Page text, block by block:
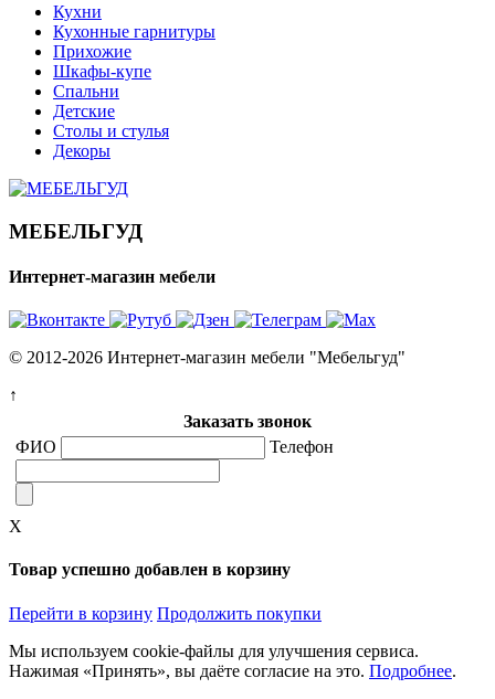
Кухни
Кухонные гарнитуры
Прихожие
Шкафы-купе
Спальни
Детские
Столы и стулья
Декоры
МЕБЕЛЬГУД
Интернет-магазин мебели
© 2012-2026 Интернет-магазин мебели "Мебельгуд"
↑
Заказать звонок
ФИО
Телефон
X
Товар успешно добавлен в корзину
Перейти в корзину Продолжить покупки
Мы используем cookie-файлы для улучшения сервиса.
Нажимая «Принять», вы даёте согласие на это. Подробнее.